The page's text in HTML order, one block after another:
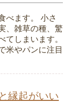
べます。 小さ
、雑草の種、驚
てしまいます。
米やパンに注目
縁起がいい